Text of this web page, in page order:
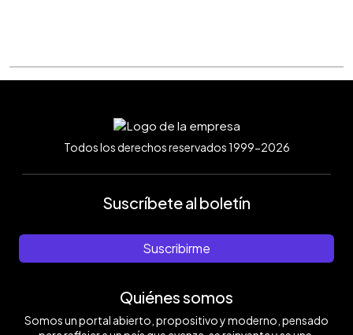
Todos los derechos reservados 1999-2026
Suscríbete al boletín
Suscribirme
Quiénes somos
Somos un portal abierto, propositivo y moderno, pensado